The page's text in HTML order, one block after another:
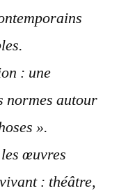
: une
normes autour
».
œuvres
: théâtre,